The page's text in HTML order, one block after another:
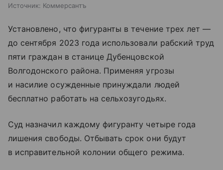
Источник: Коммерсантъ
Установлено, что фигуранты в течение трех лет —
до сентября 2023 года использовали рабский труд
пяти граждан в станице Дубенцовской
Волгодонского района. Применяя угрозы
и насилие осужденные принуждали людей
бесплатно работать на сельхозугодьях.
Суд назначил каждому фигуранту четыре года
лишения свободы. Отбывать срок они будут
в исправительной колонии общего режима.